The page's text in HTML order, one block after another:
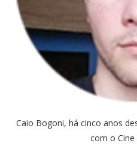
Caio Bogoni, há cinco anos
com o Cine